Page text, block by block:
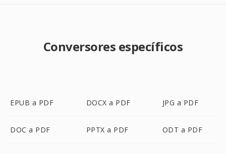
Conversores específicos
EPUB a PDF DOCX a PDF JPG a PDF
DOC a PDF PPTX a PDF ODT a PDF